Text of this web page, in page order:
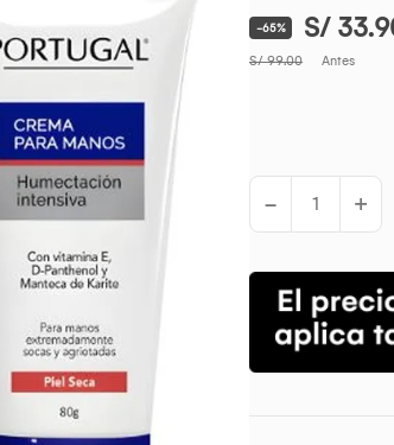
-65% S/
S/ 99.00 Antes
- +